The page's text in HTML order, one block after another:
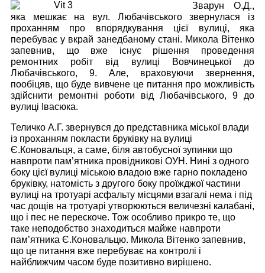
Зварун О.Д.,
яка мешкає на вул. Любачівського звернулася із
проханням про впорядкування цієї вулиці, яка
перебуває у вкрай занедбаному стані. Микола Вітенко
запевнив, що вже існує рішення проведення
ремонтних робіт від вулиці Вовчинецької до
Любачівського, 9. Але, враховуючи звернення,
пообіцяв, що буде вивчене це питання про можливість
здійснити ремонтні роботи від Любачівського, 9 до
вулиці Івасюка.
Теличко А.Г. звернувся до представника міської влади
із проханням покласти бруківку на вулиці
Є.Коновальця, а саме, біля автобусної зупинки що
навпроти пам’ятника провідникові ОУН. Нині з одного
боку цієї вулиці міською владою вже гарно покладено
бруківку, натомість з другого боку проїжджої частини
вулиці на тротуарі асфальту місцями взагалі нема і під
час дощів на тротуарі утворюються величезні калабані,
що і пес не перескоче. Тож особливо прикро те, що
таке неподобство знаходиться майже навпроти
пам’ятника Є.Коновальцю. Микола Вітенко запевнив,
що це питання вже перебуває на контролі і
найближчим часом буде позитивно вирішено.